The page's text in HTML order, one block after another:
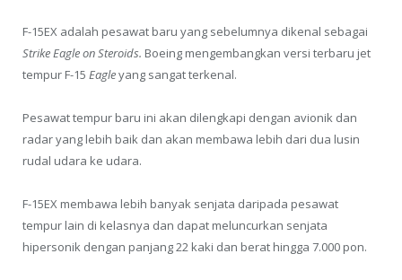
F-15EX adalah pesawat baru yang sebelumnya dikenal sebagai
Strike Eagle on Steroids. Boeing mengembangkan versi terbaru jet
tempur F-15 Eagleyang sangat terkenal.
Pesawat tempur baru ini akan dilengkapi dengan avionik dan
radar yang lebih baik dan akan membawa lebih dari dua lusin
rudal udara ke udara.
F-15EX membawa lebih banyak senjata daripada pesawat
tempur lain di kelasnya dan dapat meluncurkan senjata
hipersonik dengan panjang 22 kaki dan berat hingga 7.000 pon.